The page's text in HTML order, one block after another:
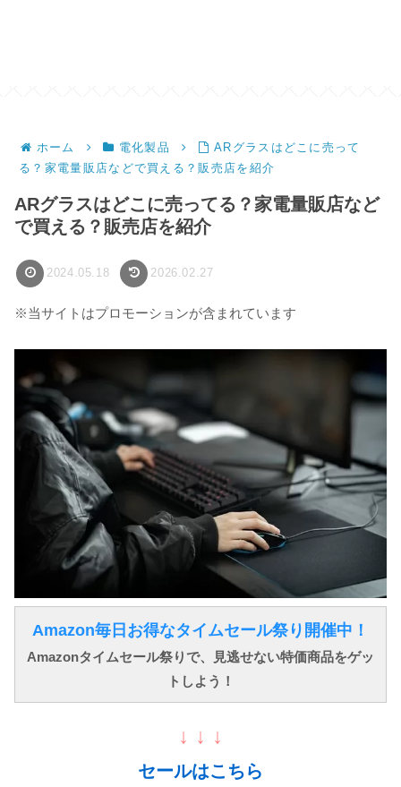
ホーム 電化製品
ARグラスはどこに売って
る？家電量販店などで買える？販売店を紹介
ARグラスはどこに売ってる？家電量販店など
で買える？販売店を紹介
2024.05.18 2026.02.27
※当サイトはプロモーションが含まれています
Amazon毎日お得なタイムセール祭り開催中！
Amazonタイムセール祭りで、見逃せない特価商品をゲッ
トしよう！
↓ ↓ ↓
セールはこちら